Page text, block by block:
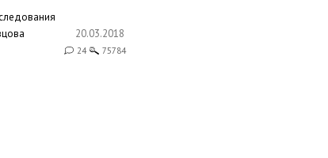
20.03.2018
24 75784